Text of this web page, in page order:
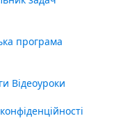
програма
Відеоуроки